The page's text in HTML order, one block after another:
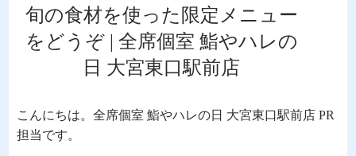
旬の食材を使った限定メニュー
をどうぞ | 全席個室 鮨やハレの
日 大宮東口駅前店
こんにちは。全席個室 鮨やハレの日 大宮東口駅前店 PR
担当です。